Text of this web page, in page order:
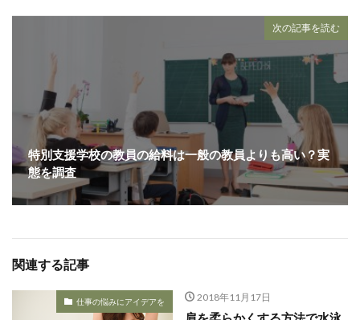
次の記事を読む
特別支援学校の教員の給料は一般の教員よりも高い？実
態を調査
関連する記事
仕事の悩みにアイデアを 2018年11月17日